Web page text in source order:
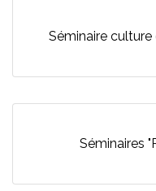
Séminaire culture
Séminaires